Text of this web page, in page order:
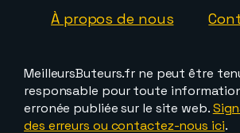
À propos de nous
MeilleursButeurs.fr ne peut être
responsable pour toute
erronée publiée sur le site web.
des erreurs ou contactez-nous ici.